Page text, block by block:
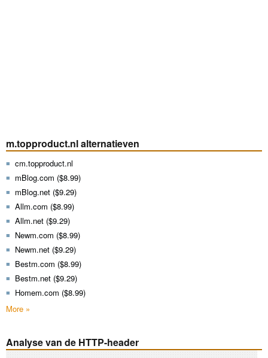
m.topproduct.nl alternatieven
cm.topproduct.nl
mBlog.com ($8.99)
mBlog.net ($9.29)
Allm.com ($8.99)
Allm.net ($9.29)
Newm.com ($8.99)
Newm.net ($9.29)
Bestm.com ($8.99)
Bestm.net ($9.29)
Homem.com ($8.99)
More »
Analyse van de HTTP-header